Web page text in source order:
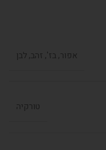
אפור, בז', זהב, לבן
טורקיה